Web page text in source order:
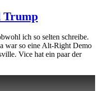
Trump
ich so selten schreibe.
war so eine Alt-Right Demo
Vice hat ein paar der